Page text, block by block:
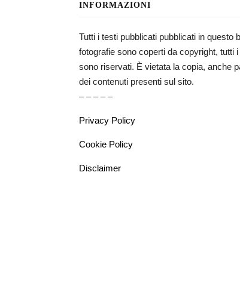
INFORMAZIONI
Tutti i testi pubblicati pubblicati in questo
fotografie sono coperti da copyright, tutti i
sono riservati. È vietata la copia, anche
dei contenuti presenti sul sito.
– – – – –
Privacy Policy
Cookie Policy
Disclaimer